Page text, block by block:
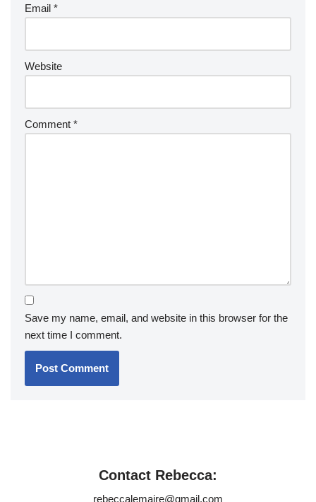
Email *
Website
Comment *
Save my name, email, and website in this browser for the
next time I comment.
Contact Rebecca:
rebeccalemaire@gmail.com